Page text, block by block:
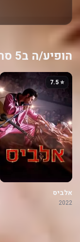
הופיע/ה ב5 סרטים
⭐ 7.5
אלביס
2022